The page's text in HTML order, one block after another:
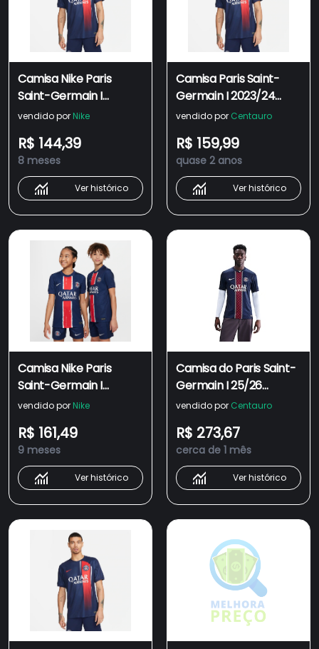
Camisa Nike Paris
Saint-Germain I
2023/24 Torcedor Pro
vendido por Nike
R$ 144,39
8 meses
Ver histórico
Camisa Paris Saint-
Germain I 2023/24
Torcedor Pro Nike -
vendido por Centauro
R$ 159,99
quase 2 anos
Ver histórico
Camisa Nike Paris
Saint-Germain I
2024/25 Torcedor Pro
vendido por Nike
R$ 161,49
9 meses
Ver histórico
Camisa do Paris Saint-
Germain I 25/26
Torcedor Pro Nike
vendido por Centauro
R$ 273,67
cerca de 1 mês
Ver histórico